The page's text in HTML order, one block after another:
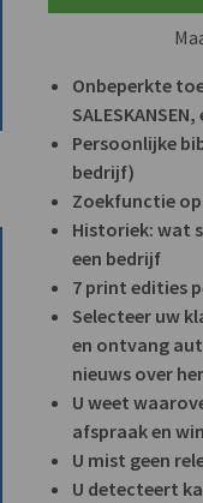
Onbeperkte
Persoonlijke
bedrijf)
Zoekfunctie
Historiek: wat
een bedrijf
7 print edities
Selecteer uw
en ontvang
nieuws over
U weet
afspraak en
U mist geen
U detecteert